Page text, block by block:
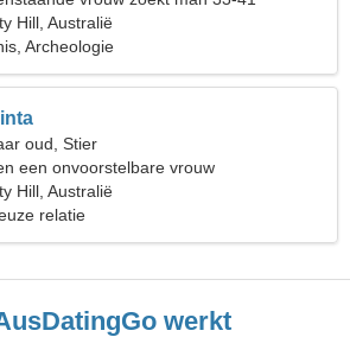
Hill, Australië
Archeologie
oud, Stier
een onvoorstelbare vrouw
Hill, Australië
relatie
werkt